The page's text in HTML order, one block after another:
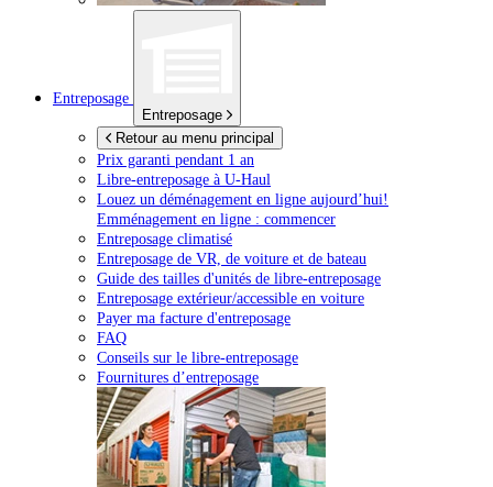
Entreposage
Entreposage
Retour au menu principal
Prix garanti pendant 1 an
Libre-entreposage à U-Haul
Louez un déménagement en ligne aujourd’hui!
Emménagement en ligne : commencer
Entreposage climatisé
Entreposage de VR, de voiture et de bateau
Guide des tailles d'unités de libre-entreposage
Entreposage extérieur/accessible en voiture
Payer ma facture d'entreposage
FAQ
Conseils sur le libre-entreposage
Fournitures d’entreposage